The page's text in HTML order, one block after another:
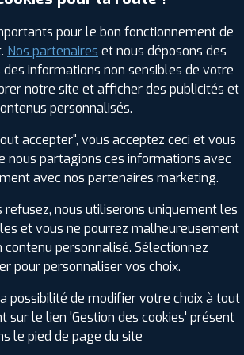
PLUS DANS LES VILLES À
La Mulatière (69)
Mornant (69)
Oullins (69)
Rive-de-Gier (42)
Saint-Genis-Laval (69)
DANS LES
+ D'INFOS
pour le bon fonctionnement de
Nos partenaires et nous déposons des
informations non sensibles de votre
notre site et afficher des publicités et
personnalisés.
accepter", vous acceptez ceci et vous
nous partagions ces informations avec
avec nos partenaires marketing.
refusez, nous utiliserons uniquement les
et vous ne pourrez malheureusement
contenu personnalisé. Sélectionnez
pour personnaliser vos choix.
possibilité de modifier votre choix à tout
sur le lien 'Gestion des cookies' présent
le pied de page du site